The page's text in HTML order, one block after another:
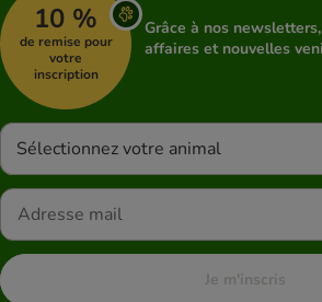
10 %
de remise pour
votre
inscription
Grâce à nos
affaires et nouvelles
Sélectionnez votre animal
Je m'inscris